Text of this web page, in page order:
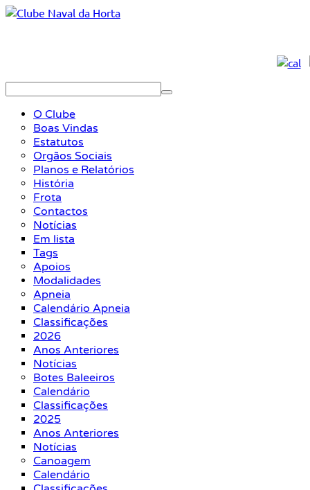
O Clube
Boas Vindas
Estatutos
Orgãos Sociais
Planos e Relatórios
História
Frota
Contactos
Notícias
Em lista
Tags
Apoios
Modalidades
Apneia
Calendário Apneia
Classificações
2026
Anos Anteriores
Notícias
Botes Baleeiros
Calendário
Classificações
2025
Anos Anteriores
Notícias
Canoagem
Calendário